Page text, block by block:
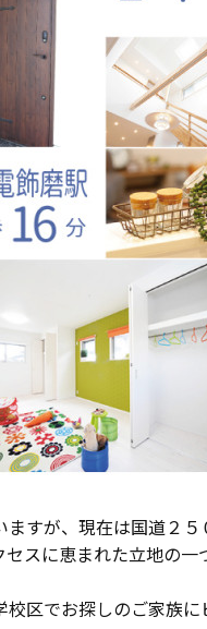
み
すが、現在は国道２５
スに恵まれた立地の一
区でお探しのご家族に